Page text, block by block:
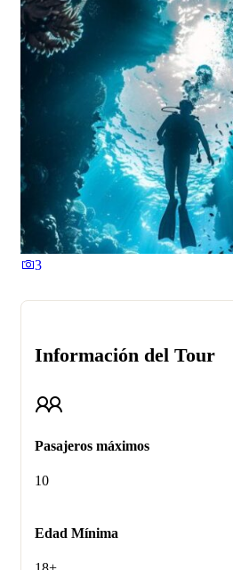
3
Información del Tour
Pasajeros máximos
10
Edad Mínima